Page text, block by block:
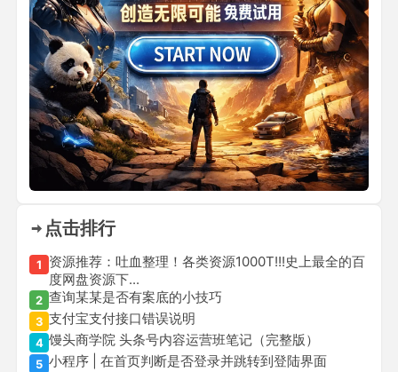
点击排行
1
资源推荐：吐血整理！各类资源1000T!!!史上最全的百
度网盘资源下...
2 查询某某是否有案底的小技巧
3 支付宝支付接口错误说明
4 馒头商学院 头条号内容运营班笔记（完整版）
5 小程序 | 在首页判断是否登录并跳转到登陆界面